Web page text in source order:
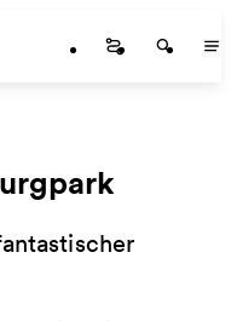
Startseite